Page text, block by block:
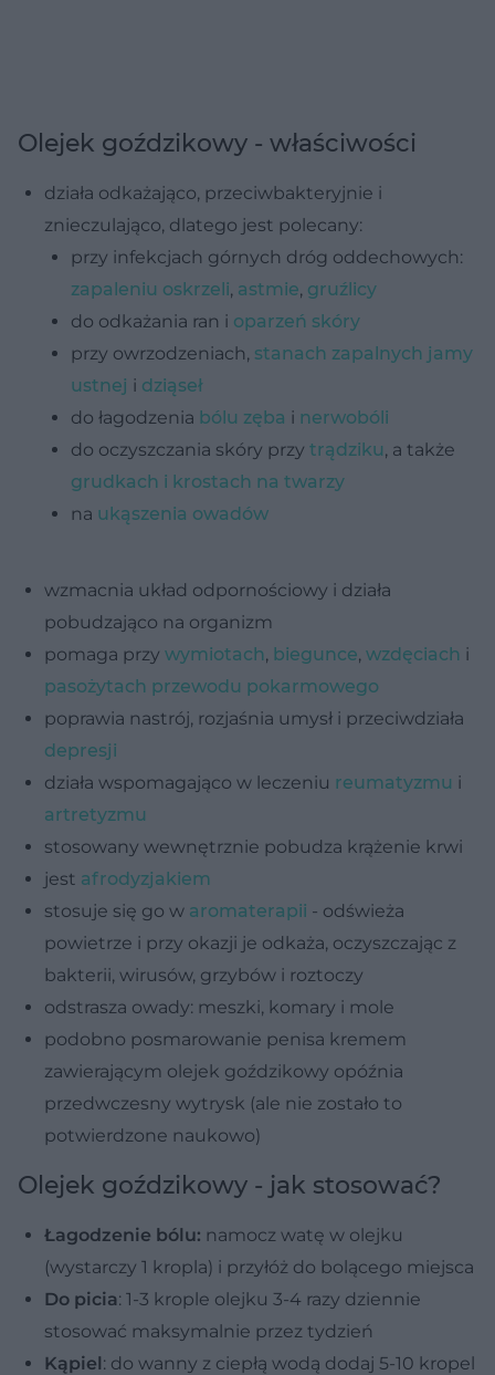
Olejek goździkowy - właściwości
działa odkażająco, przeciwbakteryjnie i
znieczulająco, dlatego jest polecany:
przy infekcjach górnych dróg oddechowych:
zapaleniu oskrzeli, astmie, gruźlicy
do odkażania ran i oparzeń skóry
przy owrzodzeniach, stanach zapalnych jamy
ustnej i dziąseł
do łagodzenia bólu zęba i nerwobóli
do oczyszczania skóry przy trądziku, a także
grudkach i krostach na twarzy
na ukąszenia owadów
wzmacnia układ odpornościowy i działa
pobudzająco na organizm
pomaga przy wymiotach, biegunce, wzdęciach i
pasożytach przewodu pokarmowego
poprawia nastrój, rozjaśnia umysł i przeciwdziała
depresji
działa wspomagająco w leczeniu reumatyzmu i
artretyzmu
stosowany wewnętrznie pobudza krążenie krwi
jest afrodyzjakiem
stosuje się go w aromaterapii - odświeża
powietrze i przy okazji je odkaża, oczyszczając z
bakterii, wirusów, grzybów i roztoczy
odstrasza owady: meszki, komary i mole
podobno posmarowanie penisa kremem
zawierającym olejek goździkowy opóźnia
przedwczesny wytrysk (ale nie zostało to
potwierdzone naukowo)
Olejek goździkowy - jak stosować?
Łagodzenie bólu: namocz watę w olejku
(wystarczy 1 kropla) i przyłóż do bolącego miejsca
Do picia: 1-3 krople olejku 3-4 razy dziennie
stosować maksymalnie przez tydzień
Kąpiel: do wanny z ciepłą wodą dodaj 5-10 kropel